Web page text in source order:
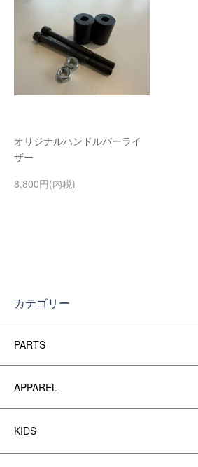
オリジナルハンドルバーライ
ザー
8,800円(内税)
カテゴリー
PARTS
APPAREL
KIDS